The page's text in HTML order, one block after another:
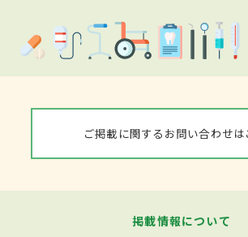
ご掲載に関するお問い合わせは
掲載情報について